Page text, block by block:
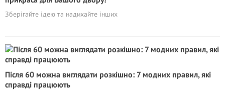
Збеpігайтe ідею та надихайте інших
Після 60 можна виглядати розкішно: 7 модних правил, які
справді працюють